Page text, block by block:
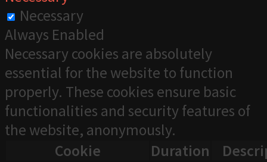
Necessary
Always Enabled
Necessary cookies are absolutely
essential for the website to function
properly. These cookies ensure basic
functionalities and security features of
the website, anonymously.
Cookie
Duration